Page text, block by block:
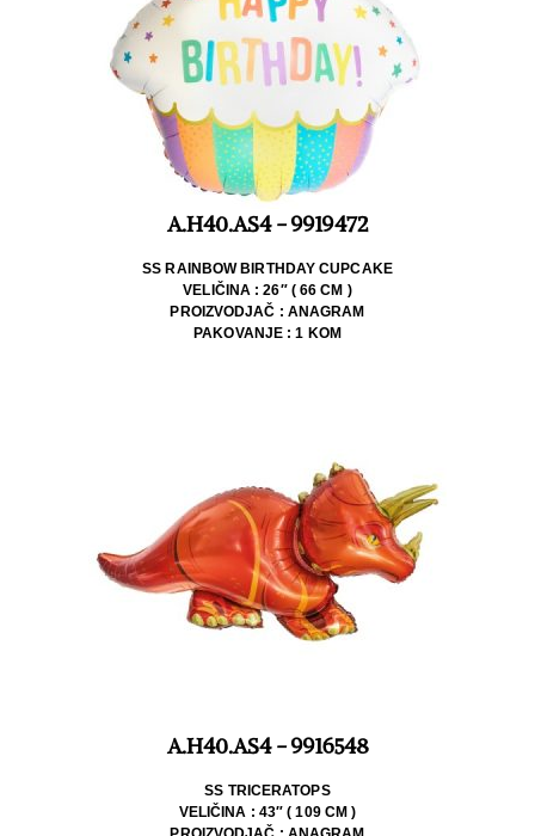
A.H40.AS4 - 9919472
SS RAINBOW BIRTHDAY CUPCAKE
VELIČINA : 26″ ( 66 CM )
PROIZVODJAČ : ANAGRAM
PAKOVANJE : 1 KOM
A.H40.AS4 - 9916548
SS TRICERATOPS
VELIČINA : 43″ ( 109 CM )